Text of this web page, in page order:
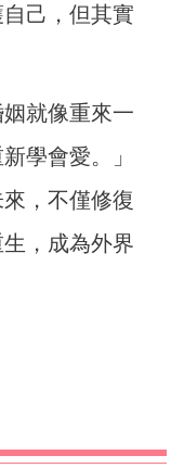
己，但其實
就像重來一
學會愛。」
，不僅修復
，成為外界